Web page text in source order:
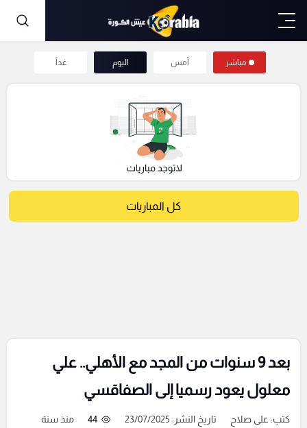
مباشر أمس اليوم غداً
كل المباريات
بعد 9 سنوات من المجد مع الأهلي.. علي
معلول يعود رسميا إلى الصفاقسي
كتب: على صلاح تاريخ النشر: 23/07/2025 44 منذ سنة